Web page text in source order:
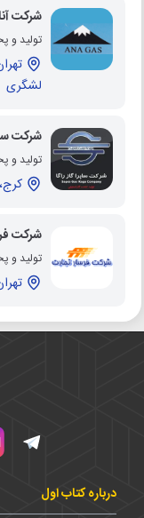
شرکت
تولید و
لشگری
شرکت
تولید و
شرکت
تولید و
تهران،
درباره کتاب اول